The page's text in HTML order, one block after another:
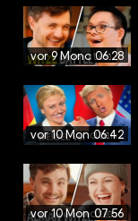
vor 9 Monaten06:28
vor 10 Monaten
06:42
vor 10 Monaten
07:56